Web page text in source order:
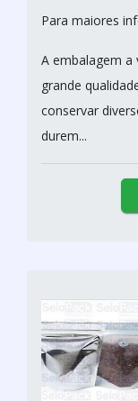
Para maiores
A embalagem
grande
conservar
durem...